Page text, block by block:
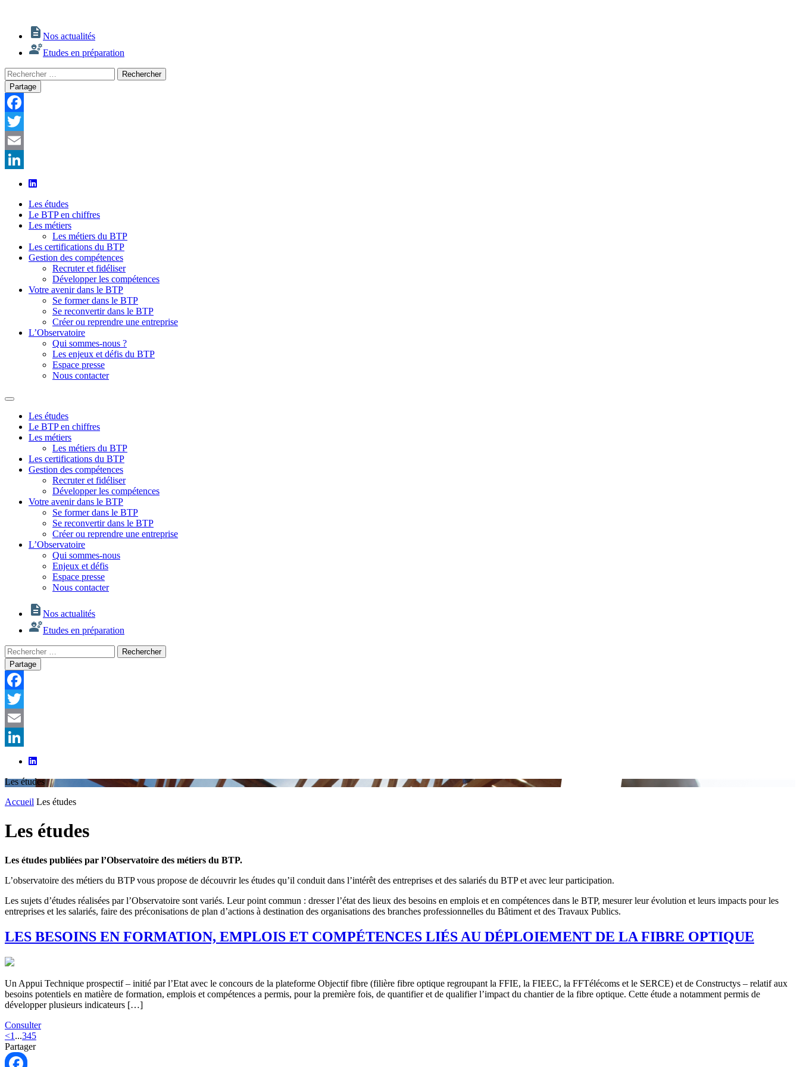
Nos actualités
Etudes en préparation
Rechercher
:
Rechercher
Partage
Facebook
Twitter
Email
LinkedIn
Les études
Le BTP en chiffres
Les métiers
Les métiers du BTP
Les certifications du BTP
Gestion des compétences
Recruter et fidéliser
Développer les compétences
Votre avenir dans le BTP
Se former dans le BTP
Se reconvertir dans le BTP
Créer ou reprendre une entreprise
L’Observatoire
Qui sommes-nous ?
Les enjeux et défis du BTP
Espace presse
Nous contacter
Les études
Le BTP en chiffres
Les métiers
Les métiers du BTP
Les certifications du BTP
Gestion des compétences
Recruter et fidéliser
Développer les compétences
Votre avenir dans le BTP
Se former dans le BTP
Se reconvertir dans le BTP
Créer ou reprendre une entreprise
L’Observatoire
Qui sommes-nous
Enjeux et défis
Espace presse
Nous contacter
Nos actualités
Etudes en préparation
Rechercher
:
Rechercher
Partage
Facebook
Twitter
Email
LinkedIn
Les études
Accueil Les études
Les études
Les études publiées par l’Observatoire des métiers du BTP.
L’observatoire des métiers du BTP vous propose de découvrir les études qu’il conduit dans l’intérêt des entreprises et des salariés du BTP et avec leur participation.
Les sujets d’études réalisées par l’Observatoire sont variés. Leur point commun : dresser l’état des lieux des besoins en emplois et en compétences dans le BTP, mesurer leur évolution et leurs impacts pour les
entreprises et les salariés, faire des préconisations de plan d’actions à destination des organisations des branches professionnelles du Bâtiment et des Travaux Publics.
LES BESOINS EN FORMATION, EMPLOIS ET COMPÉTENCES LIÉS AU DÉPLOIEMENT DE LA FIBRE OPTIQUE
Un Appui Technique prospectif – initié par l’Etat avec le concours de la plateforme Objectif fibre (filière fibre optique regroupant la FFIE, la FIEEC, la FFTélécoms et le SERCE) et de Constructys – relatif aux
besoins potentiels en matière de formation, emplois et compétences a permis, pour la première fois, de quantifier et de qualifier l’impact du chantier de la fibre optique. Cette étude a notamment permis de
développer plusieurs indicateurs […]
Consulter
<1 ...345
Partager